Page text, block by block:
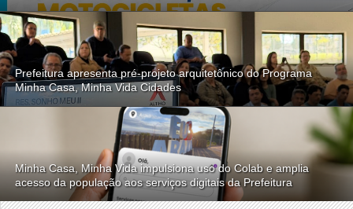
Prefeitura apresenta pré-projeto arquitetônico do Programa
Minha Casa, Minha Vida Cidades
Minha Casa, Minha Vida impulsiona uso do Colab e amplia
acesso da população aos serviços digitais da Prefeitura